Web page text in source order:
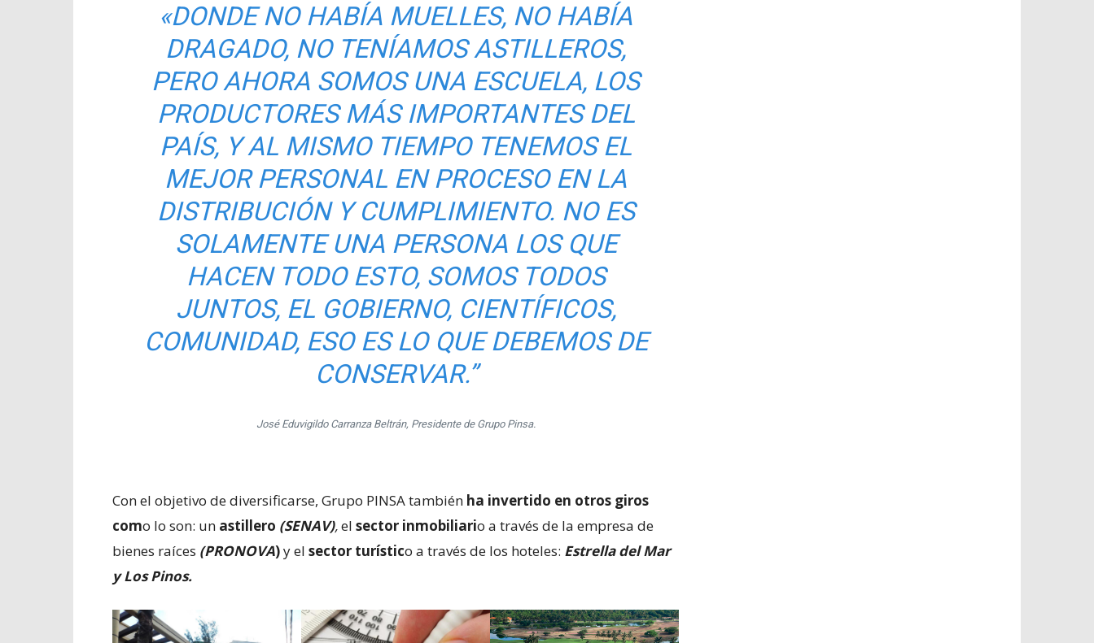
«DONDE NO HABÍA MUELLES, NO HABÍA
DRAGADO, NO TENÍAMOS ASTILLEROS,
PERO AHORA SOMOS UNA ESCUELA, LOS
PRODUCTORES MÁS IMPORTANTES DEL
PAÍS, Y AL MISMO TIEMPO TENEMOS EL
MEJOR PERSONAL EN PROCESO EN LA
DISTRIBUCIÓN Y CUMPLIMIENTO. NO ES
SOLAMENTE UNA PERSONA LOS QUE
HACEN TODO ESTO, SOMOS TODOS
JUNTOS, EL GOBIERNO, CIENTÍFICOS,
COMUNIDAD, ESO ES LO QUE DEBEMOS DE
CONSERVAR.”
José Eduvigildo Carranza Beltrán, Presidente de Grupo Pinsa.
Con el objetivo de diversificarse, Grupo PINSA también ha invertido en otros giros
como lo son: un astillero (SENAV),el sector inmobiliario a través de la empresa de
bienes raíces (PRONOVA)y el sector turístico a través de los hoteles: Estrella del Mar
y Los Pinos.